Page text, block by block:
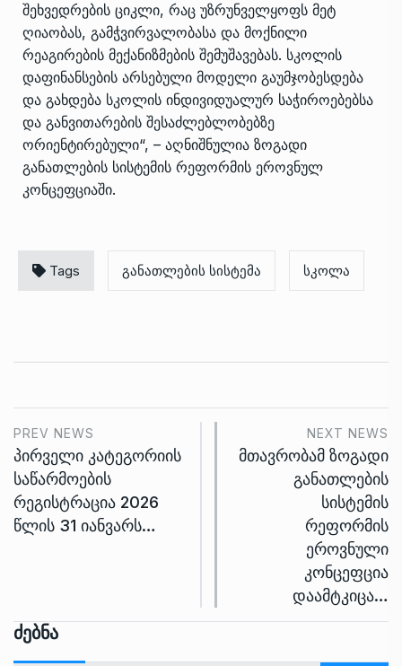
შეხვედრების ციკლი, რაც უზრუნველყოფს მეტ
ღიაობას, გამჭვირვალობასა და მოქნილი
რეაგირების მექანიზმების შემუშავებას. სკოლის
დაფინანსების არსებული მოდელი გაუმჯობესდება
და გახდება სკოლის ინდივიდუალურ საჭიროებებსა
და განვითარების შესაძლებლობებზე
ორიენტირებული“, – აღნიშნულია ზოგადი
განათლების სისტემის რეფორმის ეროვნულ
კონცეფციაში.
Tags განათლების სისტემა სკოლა
PREV NEWS
პირველი კატეგორიის
საწარმოების
რეგისტრაცია 2026
წლის 31 იანვარს…
NEXT NEWS
მთავრობამ ზოგადი
განათლების
სისტემის
რეფორმის
ეროვნული
კონცეფცია
დაამტკიცა…
Ძებნა